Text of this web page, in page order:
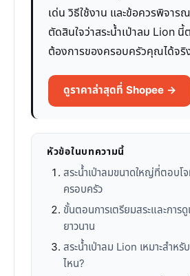
เด่น วิธีใช้งาน และข้อควรพิจาร
ตัดสินใจว่าสระน้ำเป่าลม Lion
ต้องการของครอบครัวคุณได้จริ
ดูราคาล่าสุดที่ Shopee →
หัวข้อในบทความนี้
สระน้ำเป่าลมขนาดใหญ่ที่ตอบโ
ครอบครัว
ขั้นตอนการเตรียมสระและการ
ยาวนาน
สระน้ำเป่าลม Lion เหมาะสำห
ไหน?